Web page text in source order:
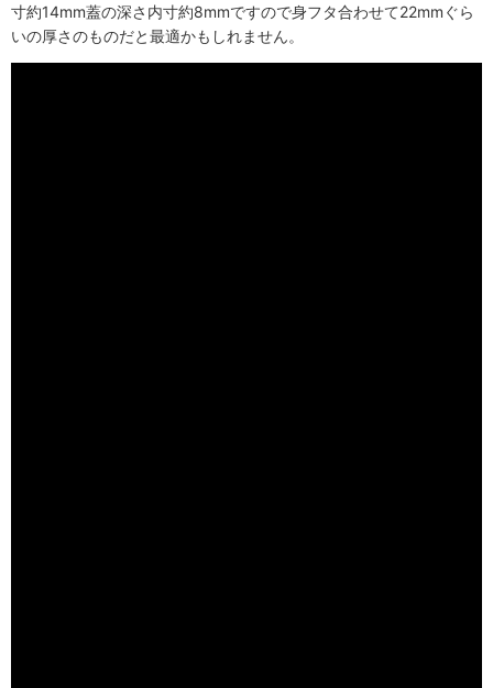
寸約14mm蓋の深さ内寸約8mmですので身フタ合わせて22mmぐら
いの厚さのものだと最適かもしれません。